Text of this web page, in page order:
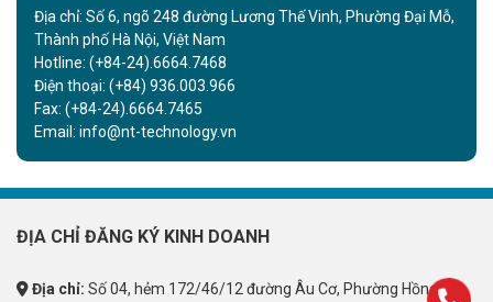
Địa chỉ: Số 6, ngõ 248 đường Lương Thế Vinh, Phường Đại Mỗ,
Thành phố Hà Nội, Việt Nam
Hotline: (+84-24).6664.7468
Điện thoại: (+84) 936.003.966
Fax: (+84-24).6664.7465
Email: info@nt-technology.vn
ĐỊA CHỈ ĐĂNG KÝ KINH DOANH
Địa chỉ: Số 04, hẻm 172/46/12 đường Âu Cơ, Phường Hồng Hà,